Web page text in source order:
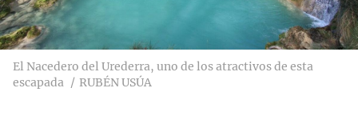
El Nacedero del Urederra, uno de los atractivos de esta
escapada
RUBÉN USÚA